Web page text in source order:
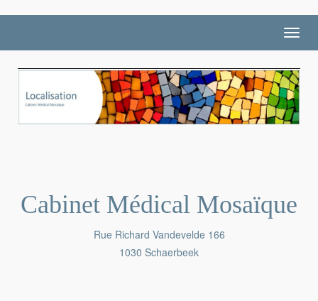
Cabinet Médical Mosaïque
Rue Richard Vandevelde 166
1030 Schaerbeek